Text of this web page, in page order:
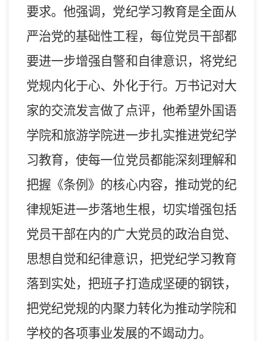
要求。他强调，党纪学习教育是全面从
严治党的基础性工程，每位党员干部都
要进一步增强自警和自律意识，将党纪
党规内化于心、外化于行。万书记对大
家的交流发言做了点评，他希望外国语
学院和旅游学院进一步扎实推进党纪学
习教育，使每一位党员都能深刻理解和
把握《条例》的核心内容，推动党的纪
律规矩进一步落地生根，切实增强包括
党员干部在内的广大党员的政治自觉、
思想自觉和纪律意识，把党纪学习教育
落到实处，把班子打造成坚硬的钢铁，
把党纪党规的内聚力转化为推动学院和
学校的各项事业发展的不竭动力。